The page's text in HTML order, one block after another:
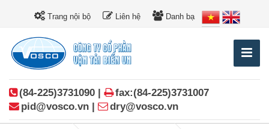
Trang nội bộ Liên hệ Danh bạ
(84-225)3731090 |
fax:(84-225)3731007
pid@vosco.vn |
dry@vosco.vn